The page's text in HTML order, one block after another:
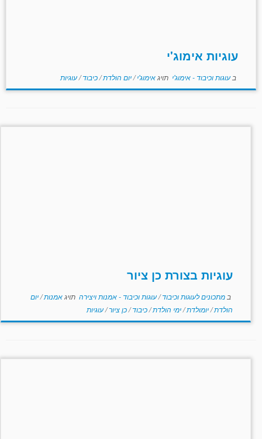
עוגיות אימוג'י
ב עוגות וכיבוד - אימוג'י תויגאימוג'י/יום הולדת/כיבוד/עוגיות
עוגיות בצורת כן ציור
ב מתכונים לעוגות וכיבוד/עוגות וכיבוד - אמנות ויצירה תויגאמנות/יום
הולדת/יומולדת/ימי הולדת/כיבוד/כן ציור/עוגיות